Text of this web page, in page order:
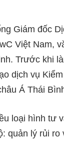
Giám đốc
Việt Nam,
Trước khi
dịch vụ
Á Thái
loại hình tư
quản lý rủi ro